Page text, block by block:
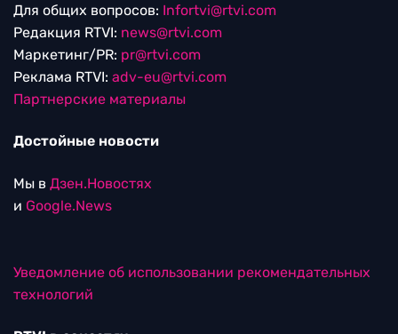
Для общих вопросов: Infortvi@rtvi.com
Редакция RTVI: news@rtvi.com
Маркетинг/PR: pr@rtvi.com
Реклама RTVI: adv-eu@rtvi.com
Партнерские материалы
Достойные новости
Мы в Дзен.Новостях
и Google.News
Уведомление об использовании рекомендательных
технологий